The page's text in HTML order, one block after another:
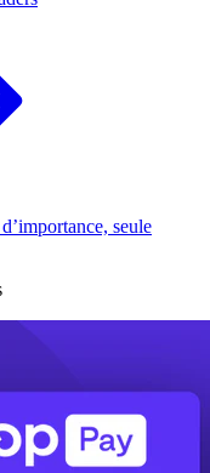
seule